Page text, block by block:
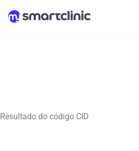
Resultado do código CID